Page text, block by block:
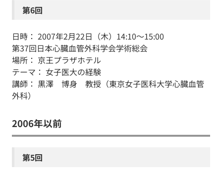
第6回
日時： 2007年2月22日（木）14:10～15:00
第37回日本心臓血管外科学会学術総会
場所： 京王プラザホテル
テーマ： 女子医大の経験
講師： 黒澤 博身 教授（東京女子医科大学心臓血管
外科）
2006年以前
第5回